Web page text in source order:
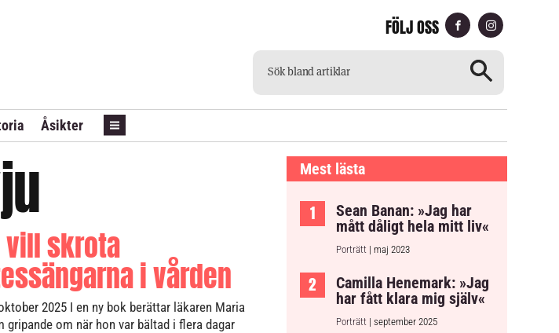
Åsikter LÖPSEDEL REVANSCH
FÖLJ OSS
vill skrota
i vården
2025 I en ny bok berättar läkaren Maria
gripande om när hon var bältad i flera dagar
Mest lästa
Sean Banan: »Jag har
mått dåligt hela mitt liv«
Porträtt| maj 2023
Camilla Henemark: »Jag
har fått klara mig själv«
Porträtt| september 2025